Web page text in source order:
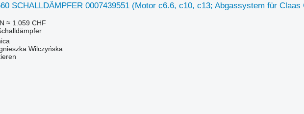
SCHALLDÄMPFER 0007439551 (Motor c6.6, c10, c13; Abgassystem für Claas
≈ 1.059 CHF
Wilczyńska